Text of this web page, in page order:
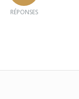
RÉPONSES